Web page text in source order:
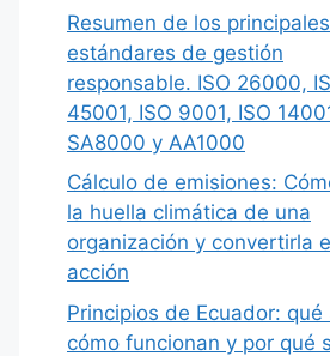
Resumen de los principales
estándares de gestión
responsable. ISO 26000,
45001, ISO 9001, ISO
SA8000 y AA1000
Cálculo de emisiones:
la huella climática de una
organización y convertirla
acción
Principios de Ecuador: qué
cómo funcionan y por qué